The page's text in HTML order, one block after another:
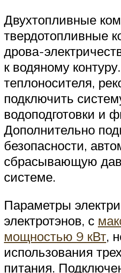
Двухтопливные
твердотопливные
дрова-
к водяному
теплоносителя,
подключить
водоподготовки и
Дополнительно
безопасности,
сбрасывающую
системе.
Параметры
электротэнов, с
мощностью 9 кВт,
использования
питания.